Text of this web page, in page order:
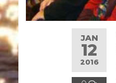
JAN
12
2016